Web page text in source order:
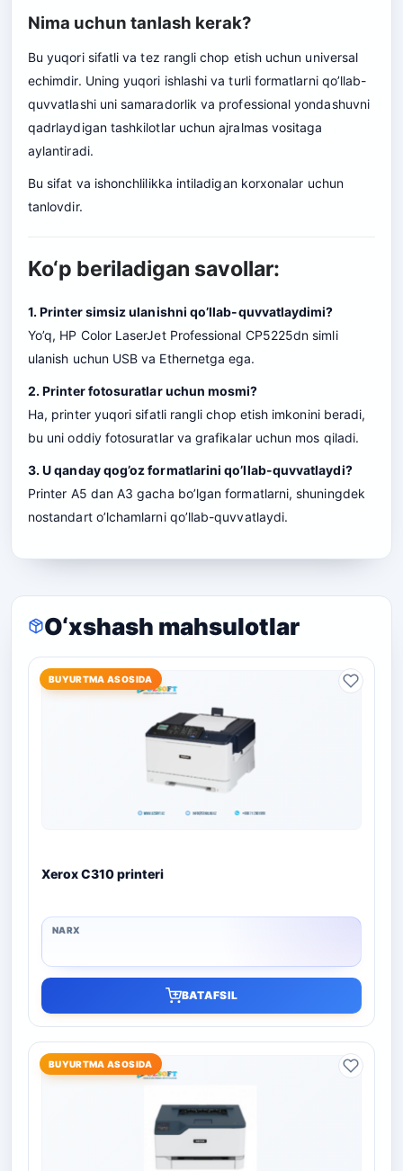
Nima uchun tanlash kerak?
Bu yuqori sifatli va tez rangli chop etish uchun universal
echimdir. Uning yuqori ishlashi va turli formatlarni qo’llab-
quvvatlashi uni samaradorlik va professional yondashuvni
qadrlaydigan tashkilotlar uchun ajralmas vositaga
aylantiradi.
Bu sifat va ishonchlilikka intiladigan korxonalar uchun
tanlovdir.
Ko‘p beriladigan savollar:
1. Printer simsiz ulanishni qo’llab-quvvatlaydimi?
Yo’q, HP Color LaserJet Professional CP5225dn simli
ulanish uchun USB va Ethernetga ega.
2. Printer fotosuratlar uchun mosmi?
Ha, printer yuqori sifatli rangli chop etish imkonini beradi,
bu uni oddiy fotosuratlar va grafikalar uchun mos qiladi.
3. U qanday qog’oz formatlarini qo’llab-quvvatlaydi?
Printer A5 dan A3 gacha bo’lgan formatlarni, shuningdek
nostandart o’lchamlarni qo’llab-quvvatlaydi.
O‘xshash mahsulotlar
BUYURTMA ASOSIDA
Xerox C310 printeri
BATAFSIL
BUYURTMA ASOSIDA